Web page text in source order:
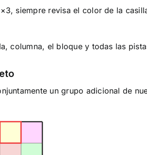
siempre revisa el color de la
columna, el bloque y todas las
un grupo adicional de